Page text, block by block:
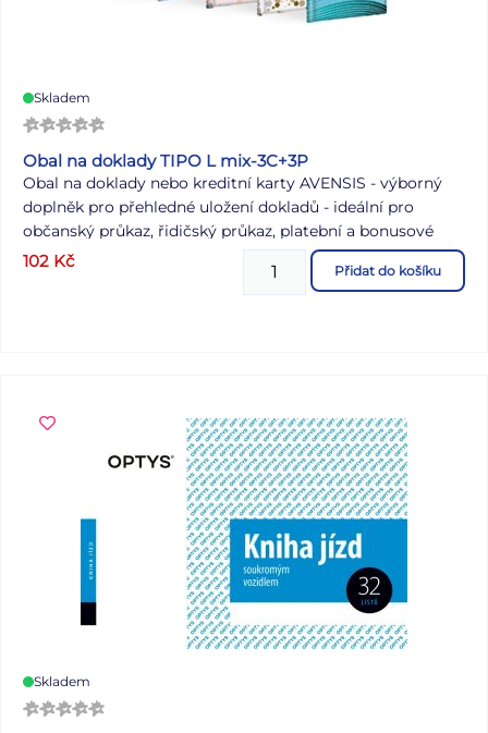
Skladem
Obal na doklady TIPO L mix-3C+3P
Obal na doklady nebo kreditní karty AVENSIS - výborný
doplněk pro přehledné uložení dokladů - ideální pro
občanský průkaz, řidičský průkaz, platební a bonusové
karty Obal je vyrobený z PVC a je designován v různých
barevných kombinacích. Obsahuje 6 listů, 3 listy jsou na
102 Kč Přidat do košíku
Skladem